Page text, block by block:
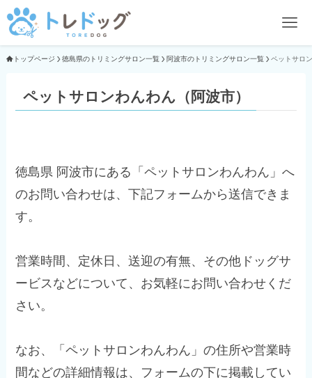
トップページ 徳島県のトリミングサロン一覧 阿波市のトリミングサロン一覧 ペットサロ
ペットサロンわんわん（阿波市）
徳島県 阿波市にある「ペットサロンわんわん」へ
のお問い合わせは、下記フォームから送信できま
す。
営業時間、定休日、送迎の有無、その他ドッグサ
ービスなどについて、お気軽にお問い合わせくだ
さい。
なお、「ペットサロンわんわん」の住所や営業時
間などの詳細情報は、フォームの下に掲載してい